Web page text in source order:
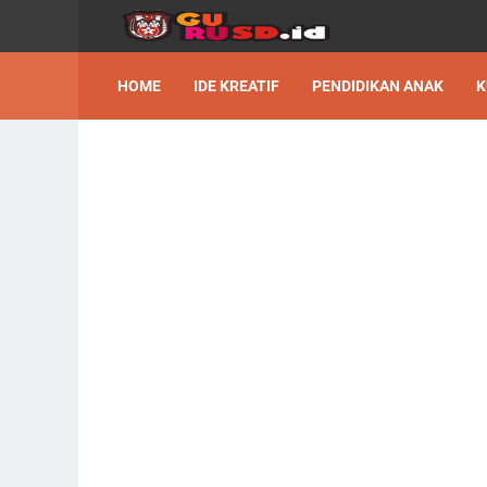
HOME IDE KREATIF PENDIDIKAN ANAK